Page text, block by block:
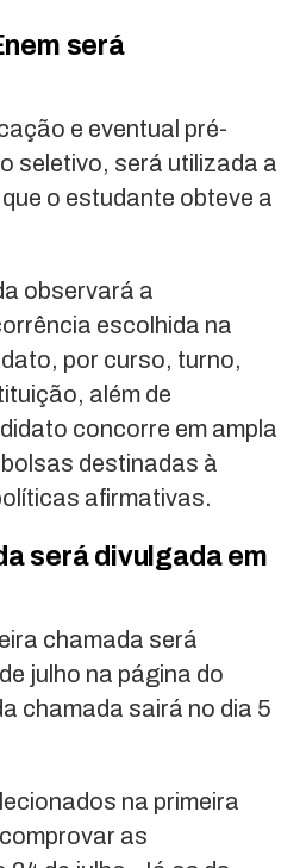
será
e eventual pré-
seletivo, será utilizada a
o estudante obteve a
observará a
escolhida na
por curso, turno,
além de
concorre em ampla
destinadas à
afirmativas.
será divulgada em
chamada será
julho na página do
chamada sairá no dia 5
na primeira
as